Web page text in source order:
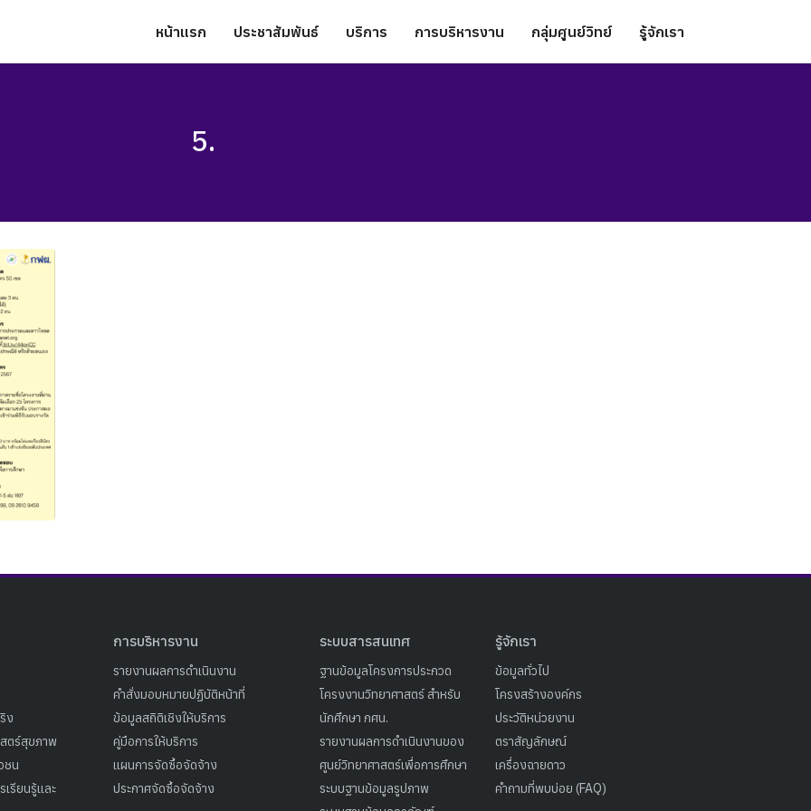
หน้าแรก ประชาสัมพันธ์ บริการ การบริหารงาน กลุ่มศูนย์วิทย์ รู้จักเรา
5.
ง
ตร์สุขภาพ
ชน
เรียนรู้และ
การบริหารงาน
รายงานผลการดำเนินงาน
คำสั่งมอบหมายปฏิบัติหน้าที่
ข้อมูลสถิติเชิงให้บริการ
คู่มือการให้บริการ
แผนการจัดซื้อจัดจ้าง
ประกาศจัดซื้อจัดจ้าง
ระบบสารสนเทศ
ฐานข้อมูลโครงการประกวด
โครงงานวิทยาศาสตร์ สำหรับ
นักศึกษา กศน.
รายงานผลการดำเนินงานของ
ศูนย์วิทยาศาสตร์เพื่อการศึกษา
ระบบฐานข้อมูลรูปภาพ
รู้จักเรา
ข้อมูลทั่วไป
โครงสร้างองค์กร
ประวัติหน่วยงาน
ตราสัญลักษณ์
เครื่องฉายดาว
คำถามที่พบบ่อย (FAQ)